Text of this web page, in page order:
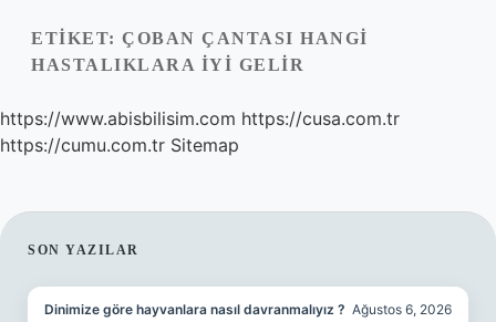
Yasal Uyarı
ETIKET: ÇOBAN ÇANTASI HANGI
HASTALIKLARA IYI GELIR
https://www.abisbilisim.com https://cusa.com.tr
https://cumu.com.tr Sitemap
SIDEBAR
SON YAZILAR
Dinimize göre hayvanlara nasıl davranmalıyız ? Ağustos 6, 2026